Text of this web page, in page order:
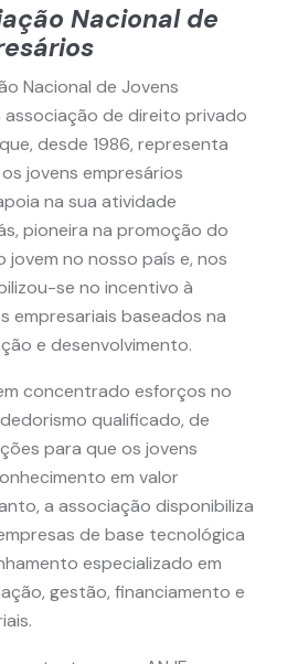
Nacional de
Nacional de Jovens
associação de direito privado
desde 1986, representa
jovens empresários
na sua atividade
pioneira na promoção do
jovem no nosso país e, nos
se no incentivo à
empresariais baseados na
e desenvolvimento.
concentrado esforços no
qualificado, de
para que os jovens
em valor
a associação disponibiliza
de base tecnológica
especializado em
gestão, financiamento e